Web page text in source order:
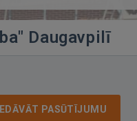
Daugavpilī
PASŪTĪJUMU